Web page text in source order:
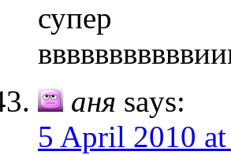
супер
аня says:
5 April 2010